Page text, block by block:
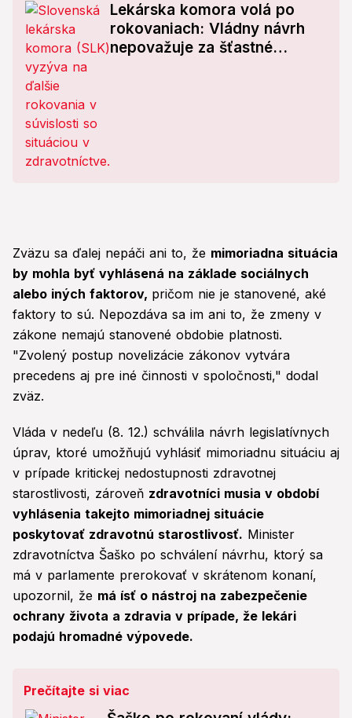
Lekárska komora volá po
rokovaniach: Vládny návrh
nepovažuje za šťastné
Zväzu sa ďalej nepáči ani to, že mimoriadna situácia
by mohla byť vyhlásená na základe sociálnych
alebo iných faktorov, pričom nie je stanovené, aké
faktory to sú. Nepozdáva sa im ani to, že zmeny v
zákone nemajú stanovené obdobie platnosti.
"Zvolený postup novelizácie zákonov vytvára
precedens aj pre iné činnosti v spoločnosti," dodal
zväz.
Vláda v nedeľu (8. 12.) schválila návrh legislatívnych
úprav, ktoré umožňujú vyhlásiť mimoriadnu situáciu aj
v prípade kritickej nedostupnosti zdravotnej
starostlivosti, zároveň zdravotníci musia v období
vyhlásenia takejto mimoriadnej situácie
poskytovať zdravotnú starostlivosť. Minister
zdravotníctva Šaško po schválení návrhu, ktorý sa
má v parlamente prerokovať v skrátenom konaní,
upozornil, že má ísť o nástroj na zabezpečenie
ochrany života a zdravia v prípade, že lekári
podajú hromadné výpovede.
Prečítajte si viac